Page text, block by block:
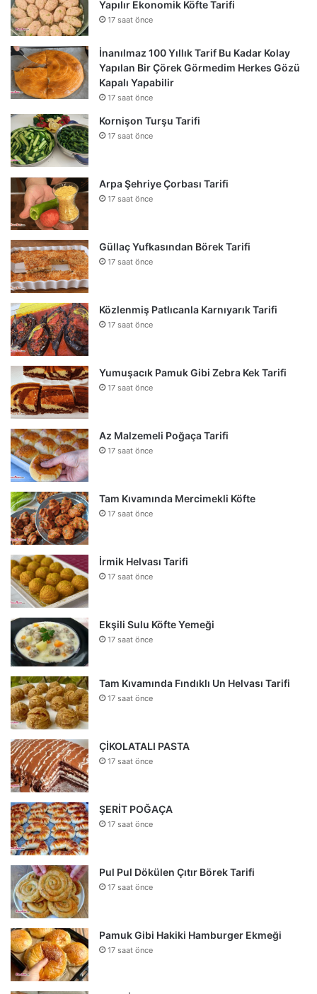
Yapılır Ekonomik Köfte Tarifi
17 saat önce
İnanılmaz 100 Yıllık Tarif Bu Kadar Kolay
Yapılan Bir Çörek Görmedim Herkes Gözü
Kapalı Yapabilir
17 saat önce
Kornişon Turşu Tarifi
17 saat önce
Arpa Şehriye Çorbası Tarifi
17 saat önce
Güllaç Yufkasından Börek Tarifi
17 saat önce
Közlenmiş Patlıcanla Karnıyarık Tarifi
17 saat önce
Yumuşacık Pamuk Gibi Zebra Kek Tarifi
17 saat önce
Az Malzemeli Poğaça Tarifi
17 saat önce
Tam Kıvamında Mercimekli Köfte
17 saat önce
İrmik Helvası Tarifi
17 saat önce
Ekşili Sulu Köfte Yemeği
17 saat önce
Tam Kıvamında Fındıklı Un Helvası Tarifi
17 saat önce
ÇİKOLATALI PASTA
17 saat önce
ŞERİT POĞAÇA
17 saat önce
Pul Pul Dökülen Çıtır Börek Tarifi
17 saat önce
Pamuk Gibi Hakiki Hamburger Ekmeği
17 saat önce